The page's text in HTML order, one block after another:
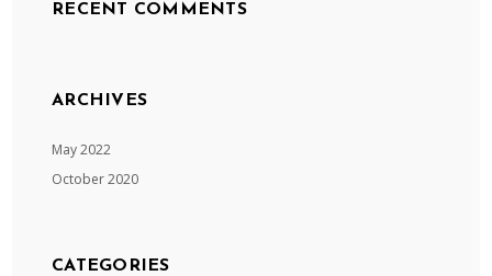
RECENT COMMENTS
ARCHIVES
May 2022
October 2020
CATEGORIES